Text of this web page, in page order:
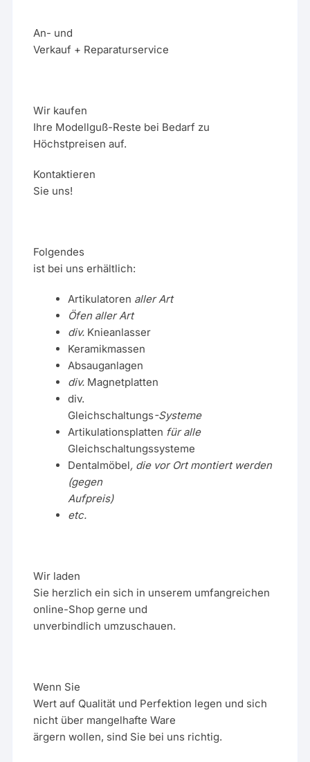
An- und
Verkauf + Reparaturservice
Wir kaufen
Ihre Modellguß-Reste bei Bedarf zu
Höchstpreisen auf.
Kontaktieren
Sie uns!
Folgendes
ist bei uns erhältlich:
Artikulatoren aller Art
Öfen aller Art
div. Knieanlasser
Keramikmassen
Absauganlagen
div. Magnetplatten
div.
Gleichschaltungs-Systeme
Artikulationsplatten für alle
Gleichschaltungssysteme
Dentalmöbel, die vor Ort montiert werden
(gegen
Aufpreis)
etc.
Wir laden
Sie herzlich ein sich in unserem umfangreichen
online-Shop gerne und
unverbindlich umzuschauen.
Wenn Sie
Wert auf Qualität und Perfektion legen und sich
nicht über mangelhafte Ware
ärgern wollen, sind Sie bei uns richtig.